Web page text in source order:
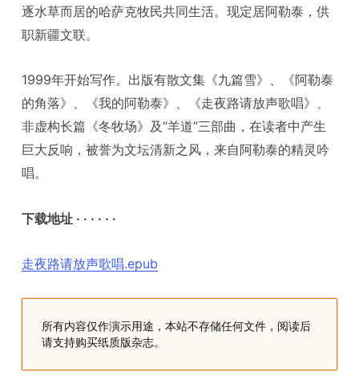
逐水草而居的哈萨克牧民共同生活。现定居阿勒泰，供
职新疆文联。
1999年开始写作。出版有散文集《九篇雪》、《阿勒泰
的角落》、《我的阿勒泰》、《走夜路请放声歌唱》、
非虚构长篇《冬牧场》及“羊道”三部曲，在读者中产生
巨大反响，被誉为文坛清新之风，来自阿勒泰的精灵吟
唱。
下载地址 · · · · · ·
走夜路请放声歌唱.epub
所有内容仅作演示用途，本站不存储任何文件，阅读后
请支持购买纸质版杂志。